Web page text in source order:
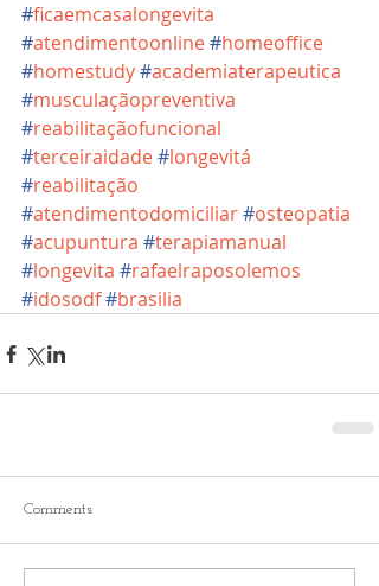
#ficaemcasalongevita
#atendimentoonline#homeoffice
#homestudy#academiaterapeutica
#musculaçãopreventiva
#reabilitaçãofuncional
#terceiraidade#longevitá
#reabilitação
#atendimentodomiciliar#osteopatia
#acupuntura #terapiamanual
#longevita #rafaelraposolemos
#idosodf#brasilia
Comments